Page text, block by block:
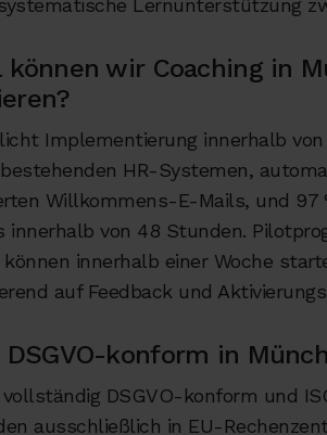
Lernunterstützung
können wir Coaching in
Implementierung innerhalb
HR-Systemen,
Willkommens-E-Mails, und 97
innerhalb von 48 Stunden.
können innerhalb einer Woche
auf Feedback und
konform in
DSGVO-konform und
ausschließlich in EU-